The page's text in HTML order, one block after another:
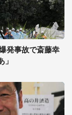
発事故で斎藤幸